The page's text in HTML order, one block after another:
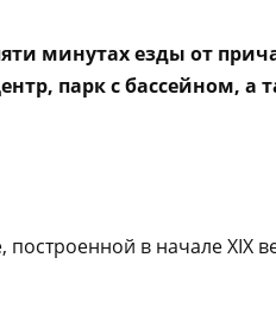
минутах езды от
парк с бассейном, а
в начале XIX